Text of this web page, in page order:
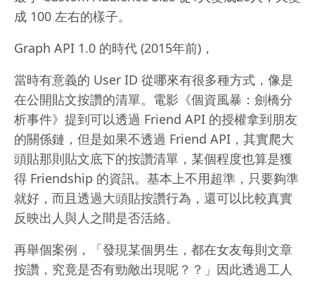
成 100 左右的樣子。
Graph API 1.0 的時代 (2015年前)，
當時有意義的 User ID 從哪來有很多種方式，像是
在公開貼文按讚的清單。電影《個資風暴：劍橋分
析事件》提到可以透過 Friend API 的授權拿到朋友
的關係鏈，但是如果不透過 Friend API，其實爬大
頭貼那則貼文底下的按讚清單，某個程度也算是獲
得 Friendship 的資訊。基本上不用超準，只要夠準
就好，而且透過大頭貼按讚行為，還可以比較真實
反映出人與人之間是否活絡。
再舉個案例，「發現某個男生，都在女友每則文章
按讚，究竟是否有勁敵出現呢？？」因此透過工人